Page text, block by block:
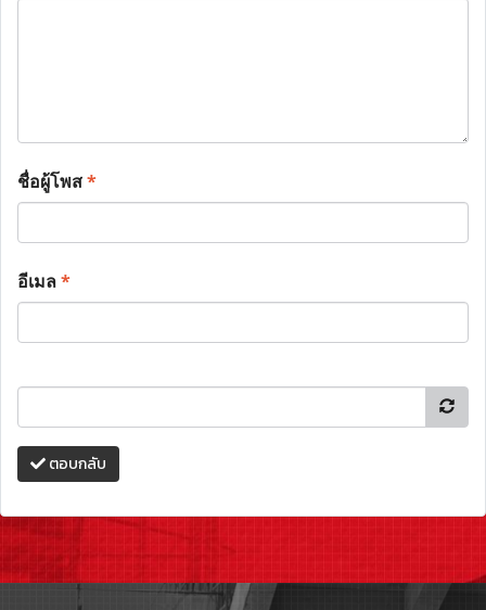
ชื่อผู้โพส*
อีเมล*
ตอบกลับ